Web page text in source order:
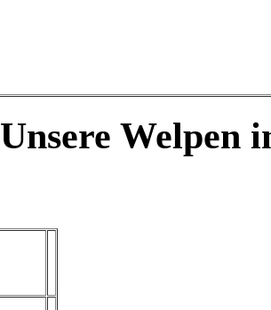
Unsere Welpen